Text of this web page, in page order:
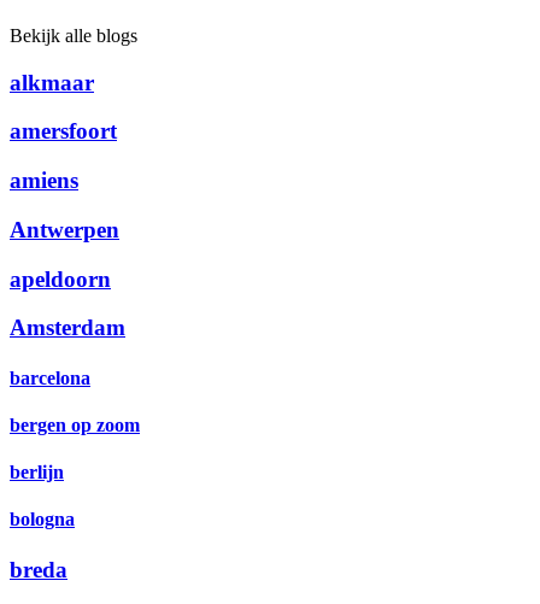
Bekijk alle blogs
alkmaar
amersfoort
amiens
Antwerpen
apeldoorn
Amsterdam
barcelona
bergen op zoom
berlijn
bologna
breda